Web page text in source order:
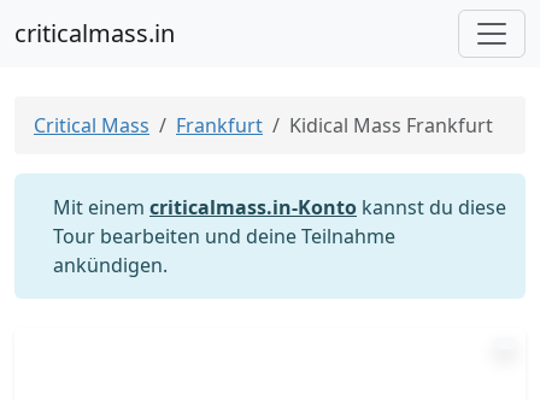
criticalmass.in
Critical Mass Frankfurt Kidical Mass Frankfurt
Mit einem criticalmass.in-Konto kannst du diese
Tour bearbeiten und deine Teilnahme
ankündigen.